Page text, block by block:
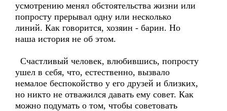
усмотрению менял обстоятельства жизни или
попросту прерывал одну или несколько
линий. Как говорится, хозяин - барин. Но
наша история не об этом.
Счастливый человек, влюбившись, попросту
ушел в себя, что, естественно, вызвало
немалое беспокойство у его друзей и близких,
но никто не отважился давать ему совет. Как
можно подумать о том, чтобы советовать